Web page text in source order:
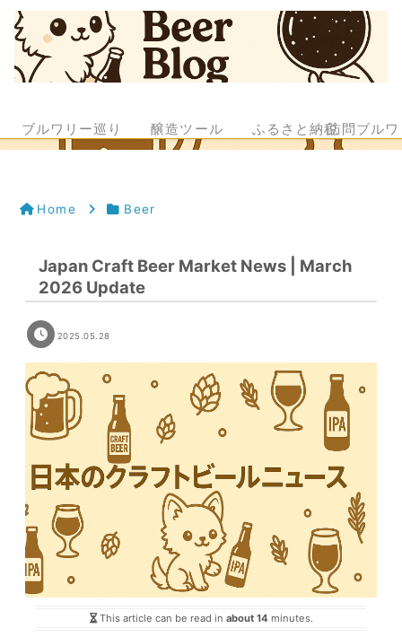
ブルワリー巡り 醸造ツール ふるさと納税訪問ブル
Home Beer
Japan Craft Beer Market News | March
2026 Update
2025.05.28
This article can be read in about 14 minutes.